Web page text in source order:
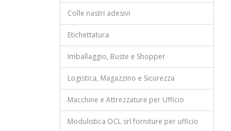
Colle nastri adesivi
Etichettatura
Imballaggio, Buste e Shopper
Logistica, Magazzino e Sicurezza
Macchine e Attrezzature per Ufficio
Modulistica OCL srl forniture per ufficio